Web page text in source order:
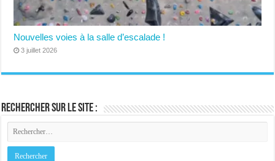
Nouvelles voies à la salle d’escalade !
3 juillet 2026
Rechercher sur le site :